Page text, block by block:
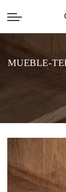
MUEBLE-